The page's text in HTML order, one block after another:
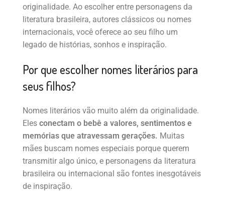
originalidade. Ao escolher entre personagens da
literatura brasileira, autores clássicos ou nomes
internacionais, você oferece ao seu filho um
legado de histórias, sonhos e inspiração.
Por que escolher nomes literários para
seus filhos?
Nomes literários vão muito além da originalidade.
Eles conectam o bebê a valores, sentimentos e
memórias que atravessam gerações. Muitas
mães buscam nomes especiais porque querem
transmitir algo único, e personagens da literatura
brasileira ou internacional são fontes inesgotáveis
de inspiração.